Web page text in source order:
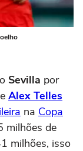
Sevilla por
e Alex Telles
na Copa
milhões de
milhões, isso